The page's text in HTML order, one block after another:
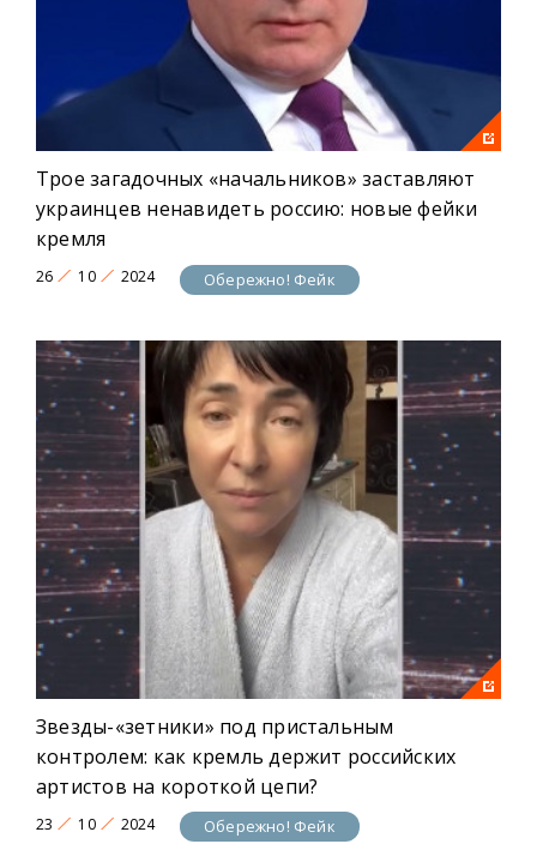
Трое загадочных «начальников» заставляют
украинцев ненавидеть россию: новые фейки
кремля
26 10 2024 Обережно! Фейк
Звезды-«зетники» под пристальным
контролем: как кремль держит российских
артистов на короткой цепи?
23 10 2024 Обережно! Фейк